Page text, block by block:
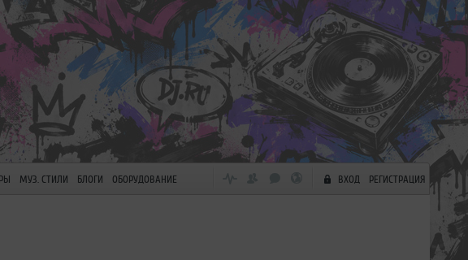
МУЗ. СТИЛИ БЛОГИ ОБОРУДОВАНИЕ ВХОД РЕГИСТРАЦИЯ